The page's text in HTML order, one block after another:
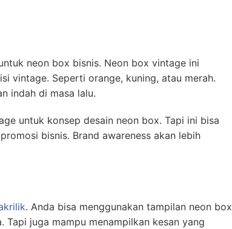
neon box bisnis. Neon box vintage ini
vintage. Seperti orange, kuning, atau merah.
indah di masa lalu.
untuk konsep desain neon box. Tapi ini bisa
bisnis. Brand awareness akan lebih
. Anda bisa menggunakan tampilan neon box
juga mampu menampilkan kesan yang